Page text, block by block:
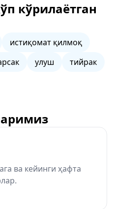
кўрилаётган
истиқомат қилмоқ
улуш
тийрак
ва кейинги ҳафта